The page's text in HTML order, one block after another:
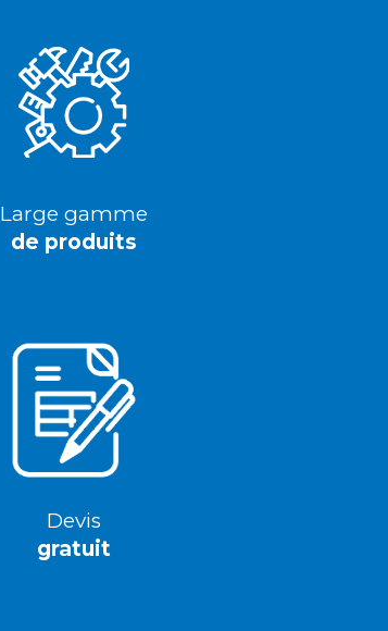
Large gamme
de produits
Devis
gratuit